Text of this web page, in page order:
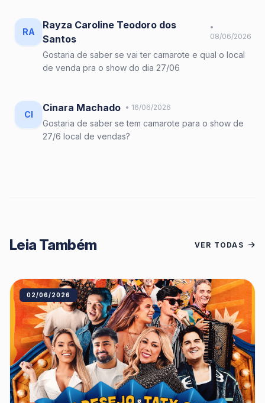
RA
Rayza Caroline Teodoro dos
Santos
•
08/06/2026
Gostaria de saber se vai ter camarote e qual o local
de venda pra o show do dia 27/06
CI
Cinara Machado • 16/06/2026
Gostaria de saber se tem camarote para o show de
27/6 local de vendas?
Leia Também VER TODAS
02/06/2026